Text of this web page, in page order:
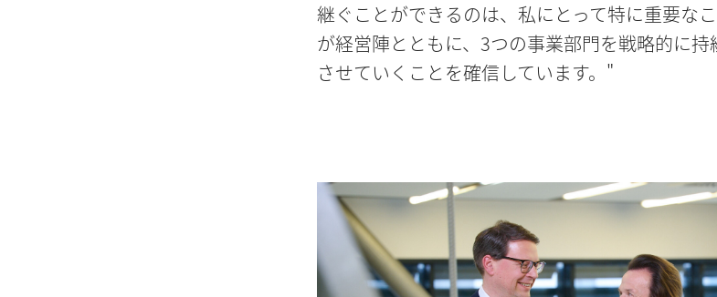
継ぐことができるのは、私にとって特に重要な
が経営陣とともに、3つの事業部門を戦略的に
させていくことを確信しています。"